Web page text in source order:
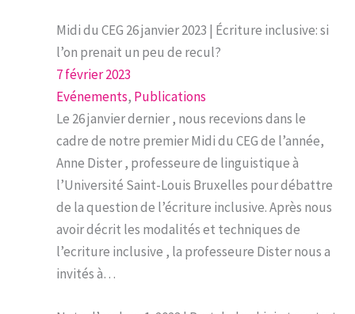
Midi du CEG 26 janvier 2023 | Écriture inclusive: si
l’on prenait un peu de recul?
7 février 2023
Evénements, Publications
Le 26 janvier dernier , nous recevions dans le
cadre de notre premier Midi du CEG de l’année,
Anne Dister , professeure de linguistique à
l’Université Saint-Louis Bruxelles pour débattre
de la question de l’écriture inclusive. Après nous
avoir décrit les modalités et techniques de
l’ecriture inclusive , la professeure Dister nous a
invités à…